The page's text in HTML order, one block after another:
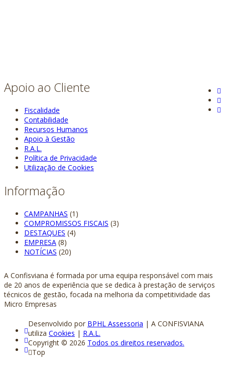
Apoio ao Cliente
Fiscalidade
Contabilidade
Recursos Humanos
Apoio à Gestão
R.A.L.
Política de Privacidade
Utilização de Cookies
Informação
CAMPANHAS (1)
COMPROMISSOS FISCAIS (3)
DESTAQUES (4)
EMPRESA (8)
NOTÍCIAS (20)
A Confisviana é formada por uma equipa responsável com mais
de 20 anos de experiência que se dedica à prestação de serviços
técnicos de gestão, focada na melhoria da competitividade das
Micro Empresas
Desenvolvido por BPHL Assessoria | A CONFISVIANA
utiliza Cookies | R.A.L.
Copyright © 2026 Todos os direitos reservados.
Top